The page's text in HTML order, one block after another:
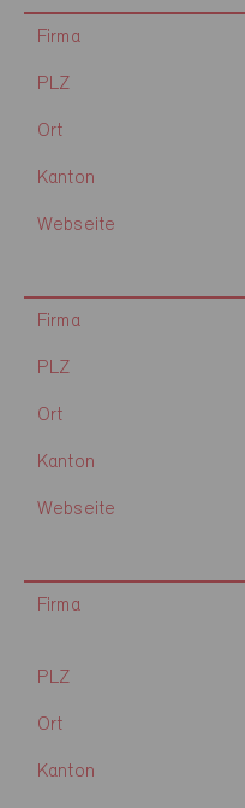
Firma
PLZ
Ort
Kanton
Webseite
Firma
PLZ
Ort
Kanton
Webseite
Firma
PLZ
Ort
Kanton